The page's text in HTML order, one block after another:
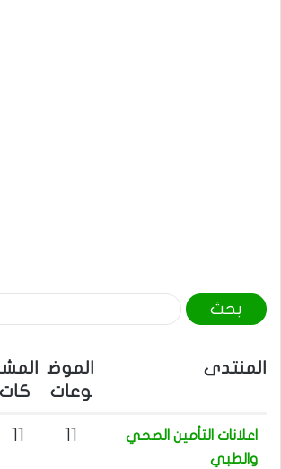
ن
المنتدى
الموض
وعات
كات
اعلانات التأمين الصحي
والطبي